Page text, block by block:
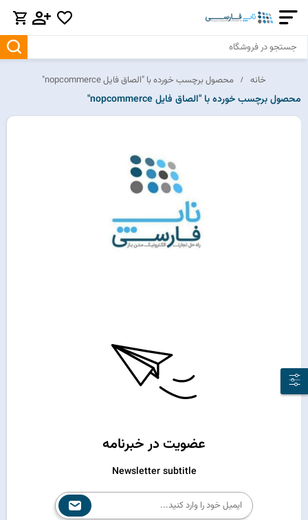
خانه محصول برچسب خورده با "الصاق فایل nopcommerce"
محصول برچسب خورده با "الصاق فایل nopcommerce"
عضویت در خبرنامه
Newsletter subtitle